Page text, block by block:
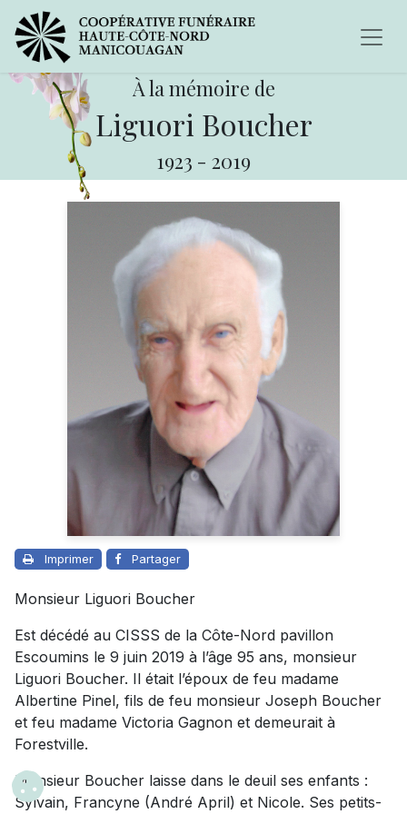
À la mémoire de
Liguori Boucher
1923 - 2019
Imprimer Partager
Monsieur Liguori Boucher
Est décédé au CISSS de la Côte-Nord pavillon
Escoumins le 9 juin 2019 à l’âge 95 ans, monsieur
Liguori Boucher. Il était l’époux de feu madame
Albertine Pinel, fils de feu monsieur Joseph Boucher
et feu madame Victoria Gagnon et demeurait à
Forestville.
Monsieur Boucher laisse dans le deuil ses enfants :
Sylvain, Francyne (André April) et Nicole. Ses petits-